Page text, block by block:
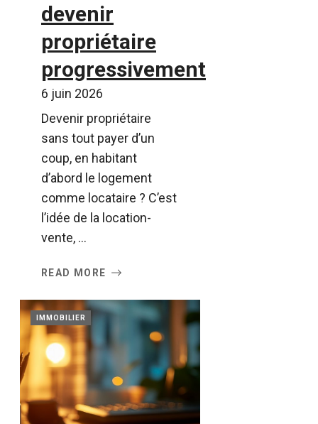
devenir
propriétaire
progressivement
6 juin 2026
Devenir propriétaire
sans tout payer d’un
coup, en habitant
d’abord le logement
comme locataire ? C’est
l’idée de la location-
vente, ...
READ MORE
IMMOBILIER